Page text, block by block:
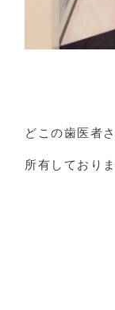
どこの歯医者
所有しておりま